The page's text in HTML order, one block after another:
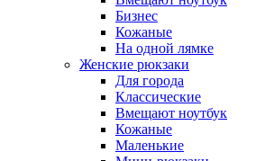
Бизнес
Кожаные
На одной лямке
Женские рюкзаки
Для города
Классические
Вмещают ноутбук
Кожаные
Маленькие